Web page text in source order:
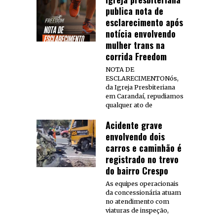
publica nota de
esclarecimento após
notícia envolvendo
mulher trans na
corrida Freedom
NOTA DE
ESCLARECIMENTONós,
da Igreja Presbiteriana
em Carandaí, repudiamos
qualquer ato de
Acidente grave
envolvendo dois
carros e caminhão é
registrado no trevo
do bairro Crespo
As equipes operacionais
da concessionária atuam
no atendimento com
viaturas de inspeção,